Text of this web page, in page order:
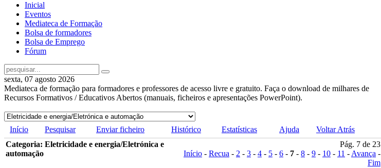
Inicial
Eventos
Mediateca de Formação
Bolsa de formadores
Bolsa de Emprego
Fórum
sexta, 07 agosto 2026
Mediateca de formação para formadores e professores de acesso livre e gratuito. Faça o download de milhares de
Recursos Formativos / Educativos Abertos (manuais, ficheiros e apresentações PowerPoint).
Início Pesquisar Enviar ficheiro Histórico Estatísticas Ajuda
Voltar Atrás
Categoria: Eletricidade e energia/Eletrónica e
automação
Pág. 7 de 23
Início - Recua - 2 - 3 - 4 - 5 - 6 - 7 - 8 - 9 - 10 - 11 -Avança -
Fim